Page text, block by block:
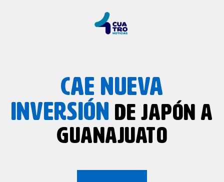
CAE NUEVA
INVERSIÓN DE JAPÓN A
GUANAJUATO